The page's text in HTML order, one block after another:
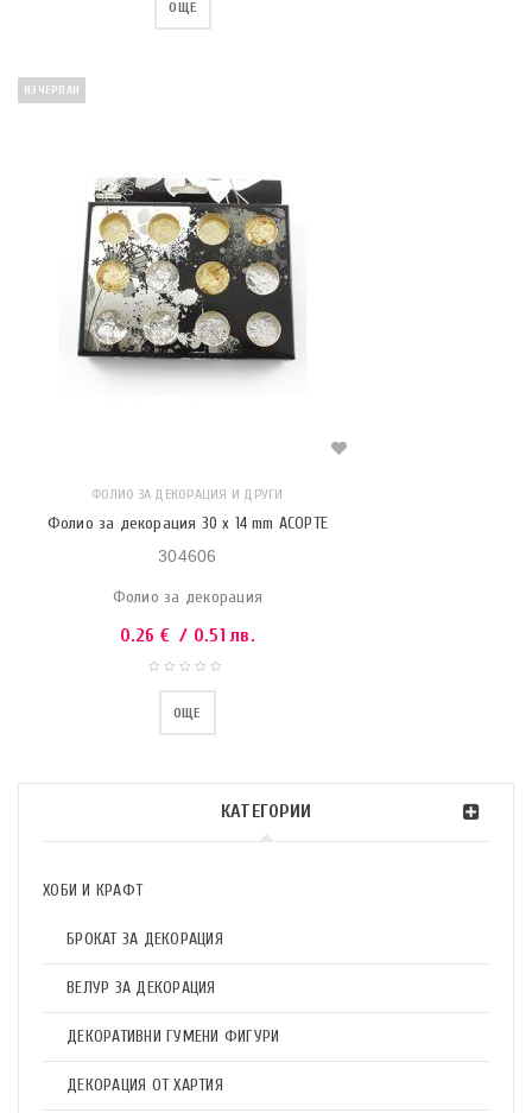
КАТЕГОРИИ
ХОБИ И КРАФТ
БРОКАТ ЗА ДЕКОРАЦИЯ
ВЕЛУР ЗА ДЕКОРАЦИЯ
ДЕКОРАТИВНИ ГУМЕНИ ФИГУРИ
ДЕКОРАЦИЯ ОТ ХАРТИЯ
ОЩЕ
ИЗЧЕРПАН
ФОЛИО ЗА ДЕКОРАЦИЯ И ДРУГИ
Фолио за декорация 30 x 14 mm АСОРТЕ
304606
Фолио за декорация
0.26 € / 0.51 лв.
ОЩЕ